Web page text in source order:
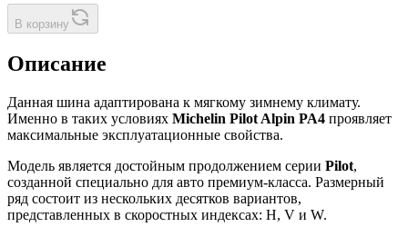
В корзину
Описание
Данная шина адаптирована к мягкому зимнему климату.
Именно в таких условиях Michelin Pilot Alpin PA4 проявляет
максимальные эксплуатационные свойства.
Модель является достойным продолжением серии Pilot,
созданной специально для авто премиум-класса. Размерный
ряд состоит из нескольких десятков вариантов,
представленных в скоростных индексах: H, V и W.